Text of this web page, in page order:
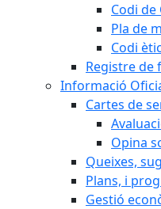
Codi de
Pla de
Codi ètic
Registre de
Informació
Cartes de
Opina
Queixes,
Plans, i
Gestió